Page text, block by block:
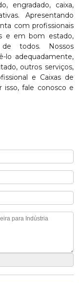
engradado, caixa,
Apresentando
com profissionais
e em bom estado,
todos. Nossos
lo adequadamente,
outros serviços,
e Caixas de
isso, fale conosco e